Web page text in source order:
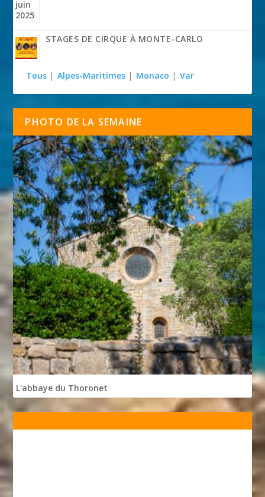
STAGES DE CIRQUE À MONTE-CARLO
Tous | Alpes-Maritimes | Monaco | Var
PHOTO DE LA SEMAINE
L'abbaye du Thoronet